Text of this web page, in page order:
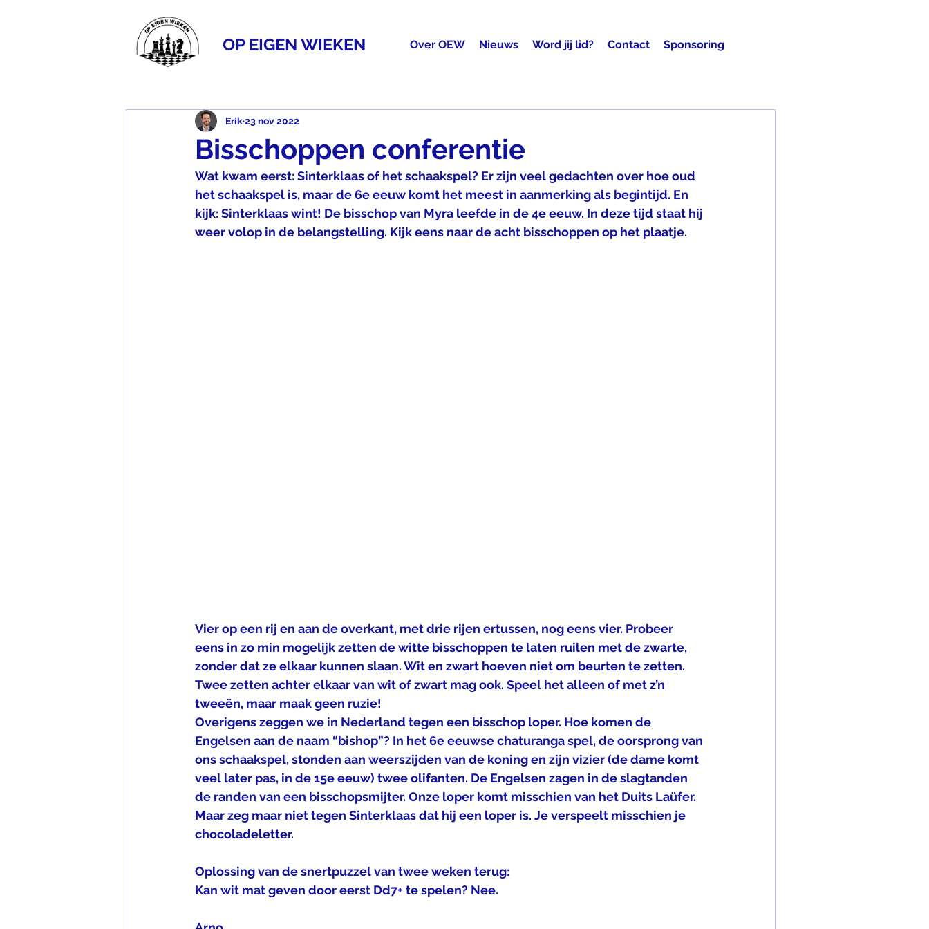
OP EIGEN WIEKEN Over OEW Nieuws Word jij lid? Contact Sponsoring
Bisschoppen conferentie
Erik23 nov 2022
Wat kwam eerst: Sinterklaas of het schaakspel? Er zijn veel gedachten over hoe oud
het schaakspel is, maar de 6e eeuw komt het meest in aanmerking als begintijd. En
kijk: Sinterklaas wint! De bisschop van Myra leefde in de 4e eeuw. In deze tijd staat hij
weer volop in de belangstelling. Kijk eens naar de acht bisschoppen op het plaatje.
Vier op een rij en aan de overkant, met drie rijen ertussen, nog eens vier. Probeer
eens in zo min mogelijk zetten de witte bisschoppen te laten ruilen met de zwarte,
zonder dat ze elkaar kunnen slaan. Wit en zwart hoeven niet om beurten te zetten.
Twee zetten achter elkaar van wit of zwart mag ook. Speel het alleen of met z’n
tweeën, maar maak geen ruzie!
Overigens zeggen we in Nederland tegen een bisschop loper. Hoe komen de
Engelsen aan de naam “bishop”? In het 6e eeuwse chaturanga spel, de oorsprong van
ons schaakspel, stonden aan weerszijden van de koning en zijn vizier (de dame komt
veel later pas, in de 15e eeuw) twee olifanten. De Engelsen zagen in de slagtanden
de randen van een bisschopsmijter. Onze loper komt misschien van het Duits Laüfer.
Maar zeg maar niet tegen Sinterklaas dat hij een loper is. Je verspeelt misschien je
chocoladeletter.
Oplossing van de snertpuzzel van twee weken terug:
Kan wit mat geven door eerst Dd7+ te spelen? Nee.